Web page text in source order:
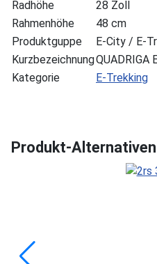
Radhöhe
28 Zoll
Rahmenhöhe
48 cm
Produktguppe
E-City / E-
KurzbezeichnungQUADRIGA
Kategorie
E-Trekking
Produkt-Alternativen